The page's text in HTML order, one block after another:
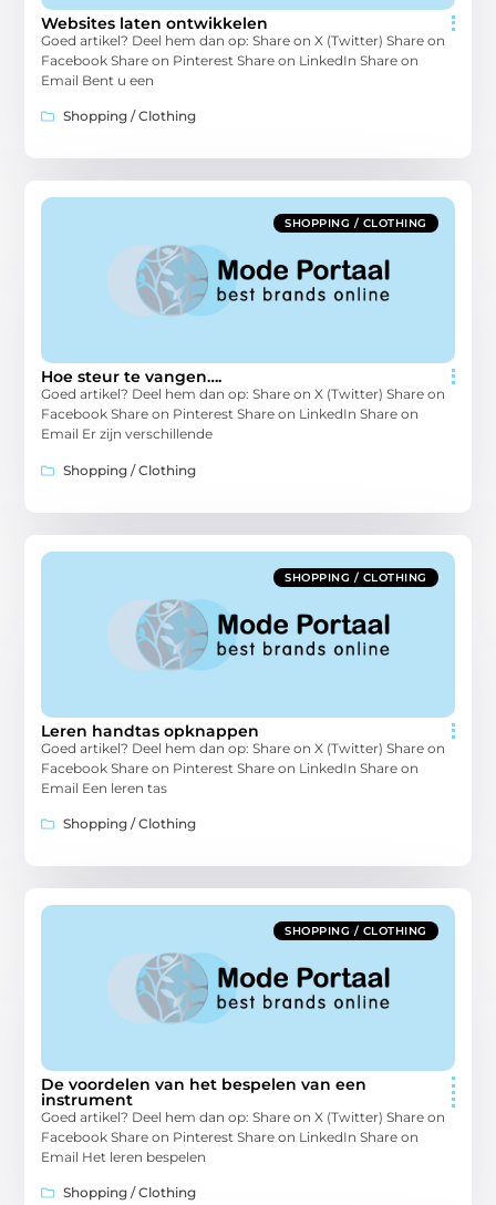
Websites laten ontwikkelen
Goed artikel? Deel hem dan op: Share on X (Twitter) Share on
Facebook Share on Pinterest Share on LinkedIn Share on
Email Bent u een
Shopping / Clothing
SHOPPING / CLOTHING
Hoe steur te vangen….
Goed artikel? Deel hem dan op: Share on X (Twitter) Share on
Facebook Share on Pinterest Share on LinkedIn Share on
Email Er zijn verschillende
Shopping / Clothing
SHOPPING / CLOTHING
Leren handtas opknappen
Goed artikel? Deel hem dan op: Share on X (Twitter) Share on
Facebook Share on Pinterest Share on LinkedIn Share on
Email Een leren tas
Shopping / Clothing
SHOPPING / CLOTHING
De voordelen van het bespelen van een
instrument
Goed artikel? Deel hem dan op: Share on X (Twitter) Share on
Facebook Share on Pinterest Share on LinkedIn Share on
Email Het leren bespelen
Shopping / Clothing